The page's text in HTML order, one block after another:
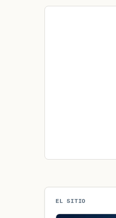
EL SITIO